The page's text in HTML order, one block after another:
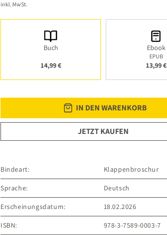
inkl. MwSt.
Buch
14,99 €
Ebook
EPUB
13,99 €
IN DEN WARENKORB
JETZT KAUFEN
Bindeart: Klappenbroschur
Sprache: Deutsch
Erscheinungsdatum: 18.02.2026
ISBN: 978-3-7589-0003-7